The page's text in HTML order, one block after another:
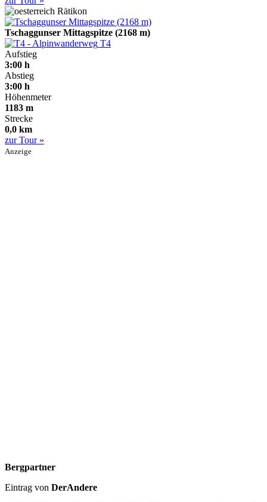
Rätikon
Tschaggunser Mittagspitze (2168 m)
T4
Aufstieg
3:00 h
Abstieg
3:00 h
Höhenmeter
1183 m
Strecke
0,0 km
zur Tour »
Anzeige
Bergpartner
Eintrag von DerAndere